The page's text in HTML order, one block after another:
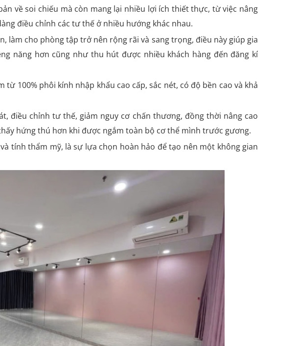
về soi chiếu mà còn mang lại nhiều lợi ích thiết thực, từ việc nâng
điều chỉnh các tư thế ở nhiều hướng khác nhau.
làm cho phòng tập trở nên rộng rãi và sang trọng, điều này giúp gia
năng hơn cũng như thu hút được nhiều khách hàng đến đăng kí
từ 100% phôi kính nhập khẩu cao cấp, sắc nét, có độ bền cao và khả
điều chỉnh tư thế, giảm nguy cơ chấn thương, đồng thời nâng cao
hứng thú hơn khi được ngắm toàn bộ cơ thể mình trước gương.
tính thẩm mỹ, là sự lựa chọn hoàn hảo để tạo nên một không gian